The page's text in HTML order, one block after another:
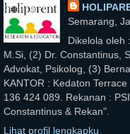
Semarang,
Dikelola oleh
M.Si, (2) Dr. Constantinus,
Advokat, Psikolog, (3)
KANTOR : Kedaton
136 424 089. Rekanan :
Constantinus & Rekan".
Lihat profil lengkapku